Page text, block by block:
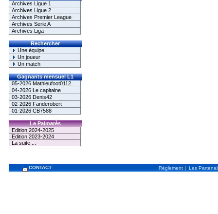
Archives Ligue 1
Archives Ligue 2
Archives Premier League
Archives Serie A
Archives Liga
Rechercher
Une équipe
Un joueur
Un match
Gagnants mensuel L1
05-2026 Mathieufoot0112
04-2026 Le capitaine
03-2026 Denis42
02-2026 Fanderobert
01-2026 CB7588
Le Palmarès
Edition 2024-2025
Edition 2023-2024
La suite ...
CONTACT Règlement | Les